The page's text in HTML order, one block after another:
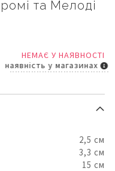
та Мелоді
НЕМАЄ У НАЯВНОСТІ
наявність у магазинах
2,5 см
3,3 см
15 см